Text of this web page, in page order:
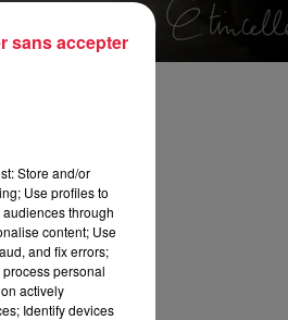
Store and/or
Use profiles to
through
content; Use
and fix errors;
personal
actively
Identify devices
sans accepter